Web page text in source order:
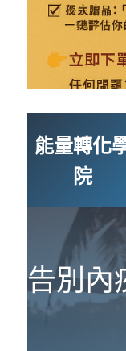
能量轉化
院
告別內